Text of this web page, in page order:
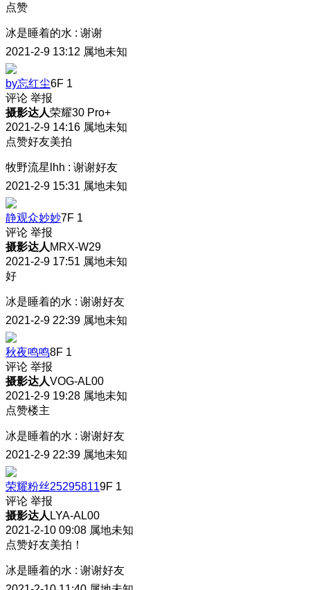
点赞
冰是睡着的水 : 谢谢
2021-2-9 13:12 属地未知
by忘红尘6F 1
评论 举报
摄影达人荣耀30 Pro+
2021-2-9 14:16 属地未知
点赞好友美拍
牧野流星lhh : 谢谢好友
2021-2-9 15:31 属地未知
静观众妙妙7F 1
评论 举报
摄影达人 MRX-W29
2021-2-9 17:51 属地未知
好
冰是睡着的水 : 谢谢好友
2021-2-9 22:39 属地未知
秋夜鸣鸣8F 1
评论 举报
摄影达人VOG-AL00
2021-2-9 19:28 属地未知
点赞楼主
冰是睡着的水 : 谢谢好友
2021-2-9 22:39 属地未知
荣耀粉丝252958119F 1
评论 举报
摄影达人 LYA-AL00
2021-2-10 09:08 属地未知
点赞好友美拍！
冰是睡着的水 : 谢谢好友